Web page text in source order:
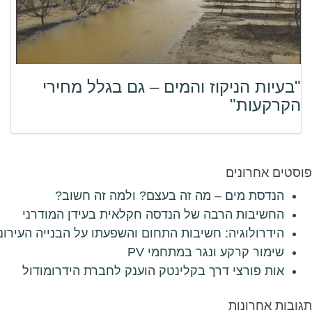
"בעיות הניקוז והמים – גם בגלל מחירי
הקרקעות"
פוסטים אחרונים
הנדסת מים – מה זה בעצם? ולמה זה חשוב?
החשיבות הרבה של הנדסה חקלאית בעידן המודרני
הידרולוגיה: חשיבות התחום והשפעתו על הבנייה
שימור קרקע ונגר במתחמי PV
אות פורצי דרך בקלינטק הוענק לחברת הידרומודול
תגובות אחרונות